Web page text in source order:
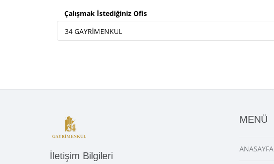
Çalışmak İstediğiniz Ofis
34 GAYRİMENKUL
İletişim Bilgileri
MENÜ
ANASAYFA